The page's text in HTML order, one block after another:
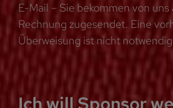
E-Mail – Sie bekommen von
Rechnung zugesendet. Eine
Überweisung ist nicht